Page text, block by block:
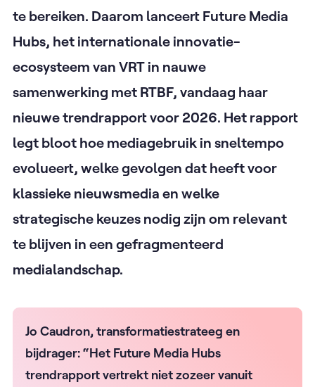
te bereiken. Daarom lanceert Future Media
Hubs, het internationale innovatie-
ecosysteem van VRT in nauwe
samenwerking met RTBF, vandaag haar
nieuwe trendrapport voor 2026. Het rapport
legt bloot hoe mediagebruik in sneltempo
evolueert, welke gevolgen dat heeft voor
klassieke nieuwsmedia en welke
strategische keuzes nodig zijn om relevant
te blijven in een gefragmenteerd
medialandschap.
Jo Caudron, transformatiestrateeg en
bijdrager: “Het Future Media Hubs
trendrapport vertrekt niet zozeer vanuit